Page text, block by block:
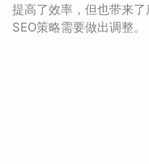
提高了效率，但也带来
SEO策略需要做出调整。